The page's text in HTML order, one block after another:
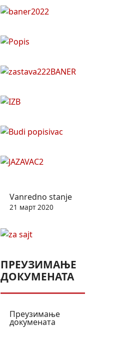
Vanredno stanje
21 март 2020
ПРЕУЗИМАЊЕ
ДОКУМЕНАТА
Преузимање
докумената